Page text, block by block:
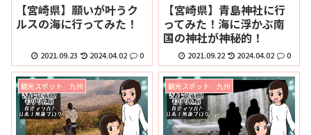
【宮崎県】願いが叶うク
ルスの海に行ってみた！
2021.09.23 2024.04.02 0
【宮崎県】青島神社に行
ってみた！海に浮かぶ南
国の神社が神秘的！
2021.09.22 2024.04.02 0
観光スポット 九州 観光スポット 九州